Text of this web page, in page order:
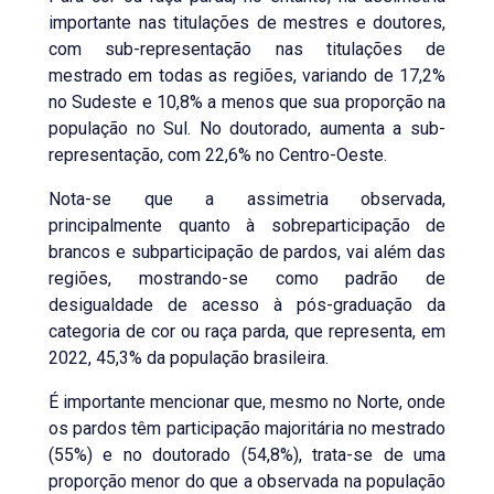
importante nas titulações de mestres e doutores,
com sub-representação nas titulações de
mestrado em todas as regiões, variando de 17,2%
no Sudeste e 10,8% a menos que sua proporção na
população no Sul. No doutorado, aumenta a sub-
representação, com 22,6% no Centro-Oeste.
Nota-se que a assimetria observada,
principalmente quanto à sobreparticipação de
brancos e subparticipação de pardos, vai além das
regiões, mostrando-se como padrão de
desigualdade de acesso à pós-graduação da
categoria de cor ou raça parda, que representa, em
2022, 45,3% da população brasileira.
É importante mencionar que, mesmo no Norte, onde
os pardos têm participação majoritária no mestrado
(55%) e no doutorado (54,8%), trata-se de uma
proporção menor do que a observada na população